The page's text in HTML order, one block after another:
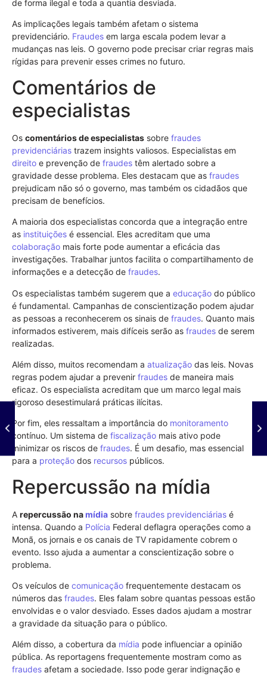
de forma ilegal e toda a quantia desviada.
As implicações legais também afetam o sistema
previdenciário. Fraudes em larga escala podem levar a
mudanças nas leis. O governo pode precisar criar regras mais
rígidas para prevenir esses crimes no futuro.
Comentários de
especialistas
Os comentários de especialistas sobre fraudes
previdenciárias trazem insights valiosos. Especialistas em
direito e prevenção de fraudes têm alertado sobre a
gravidade desse problema. Eles destacam que as fraudes
prejudicam não só o governo, mas também os cidadãos que
precisam de benefícios.
A maioria dos especialistas concorda que a integração entre
as instituições é essencial. Eles acreditam que uma
colaboração mais forte pode aumentar a eficácia das
investigações. Trabalhar juntos facilita o compartilhamento de
informações e a detecção de fraudes.
Os especialistas também sugerem que a educação do público
é fundamental. Campanhas de conscientização podem ajudar
as pessoas a reconhecerem os sinais de fraudes. Quanto mais
informados estiverem, mais difíceis serão as fraudes de serem
realizadas.
Além disso, muitos recomendam a atualização das leis. Novas
regras podem ajudar a prevenir fraudes de maneira mais
eficaz. Os especialista acreditam que um marco legal mais
rigoroso desestimulará práticas ilícitas.
Por fim, eles ressaltam a importância do monitoramento
contínuo. Um sistema de fiscalização mais ativo pode
minimizar os riscos de fraudes. É um desafio, mas essencial
para a proteção dos recursos públicos.
Repercussão na mídia
A repercussão namídia sobre fraudes previdenciárias é
intensa. Quando a Polícia Federal deflagra operações como a
Monã, os jornais e os canais de TV rapidamente cobrem o
evento. Isso ajuda a aumentar a conscientização sobre o
problema.
Os veículos de comunicação frequentemente destacam os
números das fraudes. Eles falam sobre quantas pessoas estão
envolvidas e o valor desviado. Esses dados ajudam a mostrar
a gravidade da situação para o público.
Além disso, a cobertura da mídia pode influenciar a opinião
pública. As reportagens frequentemente mostram como as
fraudes afetam a sociedade. Isso pode gerar indignação e